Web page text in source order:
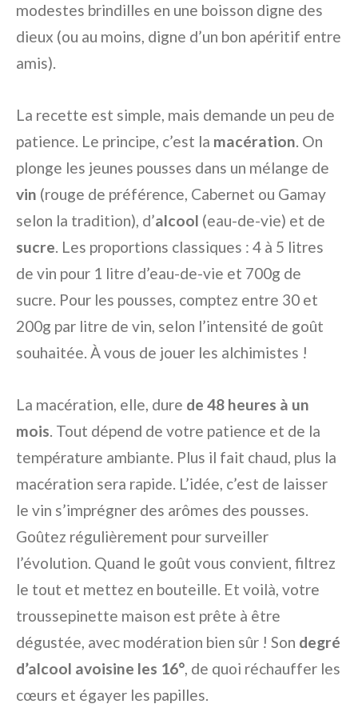
modestes brindilles en une boisson digne des
dieux (ou au moins, digne d’un bon apéritif entre
amis).
La recette est simple, mais demande un peu de
patience. Le principe, c’est la macération. On
plonge les jeunes pousses dans un mélange de
vin (rouge de préférence, Cabernet ou Gamay
selon la tradition), d’alcool (eau-de-vie) et de
sucre. Les proportions classiques : 4 à 5 litres
de vin pour 1 litre d’eau-de-vie et 700g de
sucre. Pour les pousses, comptez entre 30 et
200g par litre de vin, selon l’intensité de goût
souhaitée. À vous de jouer les alchimistes !
La macération, elle, dure de 48 heures à un
mois. Tout dépend de votre patience et de la
température ambiante. Plus il fait chaud, plus la
macération sera rapide. L’idée, c’est de laisser
le vin s’imprégner des arômes des pousses.
Goûtez régulièrement pour surveiller
l’évolution. Quand le goût vous convient, filtrez
le tout et mettez en bouteille. Et voilà, votre
troussepinette maison est prête à être
dégustée, avec modération bien sûr ! Son degré
d’alcool avoisine les 16°, de quoi réchauffer les
cœurs et égayer les papilles.